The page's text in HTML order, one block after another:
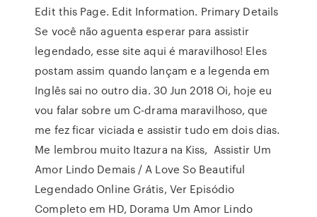
Edit this Page. Edit Information. Primary Details
Se você não aguenta esperar para assistir
legendado, esse site aqui é maravilhoso! Eles
postam assim quando lançam e a legenda em
Inglês sai no outro dia. 30 Jun 2018 Oi, hoje eu
vou falar sobre um C-drama maravilhoso, que
me fez ficar viciada e assistir tudo em dois dias.
Me lembrou muito Itazura na Kiss, Assistir Um
Amor Lindo Demais / A Love So Beautiful
Legendado Online Grátis, Ver Episódio
Completo em HD, Dorama Um Amor Lindo